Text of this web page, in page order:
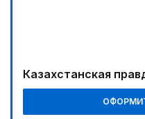
Казахстанская